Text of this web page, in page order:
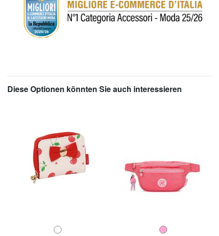
Diese Optionen könnten Sie auch interessieren